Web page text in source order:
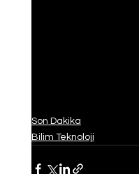
Son Dakika
Bilim Teknoloji